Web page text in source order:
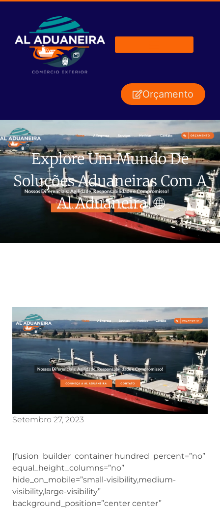
Orçamento
Explore Um Mundo De
Soluções Aduaneiras Com A
Al Aduaneira! 🌐
Setembro 27, 2023
[fusion_builder_container hundred_percent=”no”
equal_height_columns=”no”
hide_on_mobile=”small-visibility,medium-
visibility,large-visibility”
background_position=”center center”